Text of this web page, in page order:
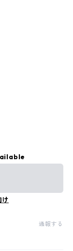
け
通報する